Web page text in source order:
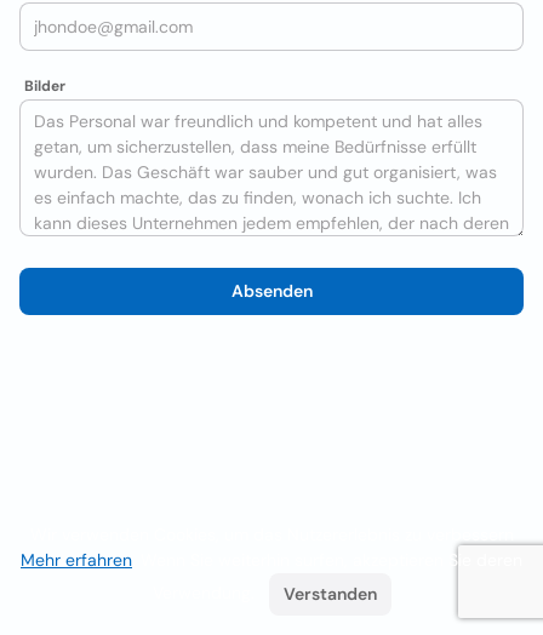
Bilder
Absenden
Mehr erfahren . Wenn Sie weiterhin surfen, akzeptieren Sie deren
Verstanden